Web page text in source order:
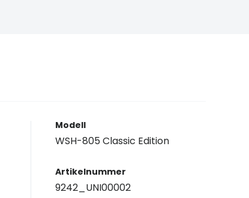
Modell
WSH-805 Classic Edition
Artikelnummer
9242_UNI00002